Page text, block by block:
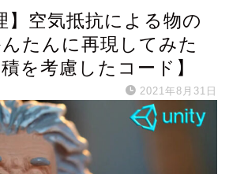
】空気抵抗による物の
たんに再現してみた
を考慮したコード】
2021年8月31日